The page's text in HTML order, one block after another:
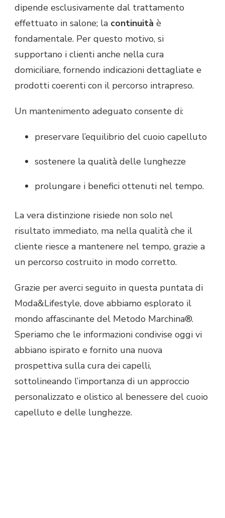
dipende esclusivamente dal trattamento
effettuato in salone; la continuità è
fondamentale. Per questo motivo, si
supportano i clienti anche nella cura
domiciliare, fornendo indicazioni dettagliate e
prodotti coerenti con il percorso intrapreso.
Un mantenimento adeguato consente di:
preservare l’equilibrio del cuoio capelluto
sostenere la qualità delle lunghezze
prolungare i benefici ottenuti nel tempo.
La vera distinzione risiede non solo nel
risultato immediato, ma nella qualità che il
cliente riesce a mantenere nel tempo, grazie a
un percorso costruito in modo corretto.
Grazie per averci seguito in questa puntata di
Moda&Lifestyle, dove abbiamo esplorato il
mondo affascinante del Metodo Marchina®.
Speriamo che le informazioni condivise oggi vi
abbiano ispirato e fornito una nuova
prospettiva sulla cura dei capelli,
sottolineando l’importanza di un approccio
personalizzato e olistico al benessere del cuoio
capelluto e delle lunghezze.